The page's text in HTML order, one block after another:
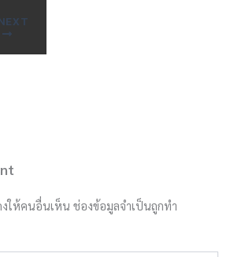
ให้คนอื่นเห็น ช่องข้อมูลจำเป็นถูกทำ